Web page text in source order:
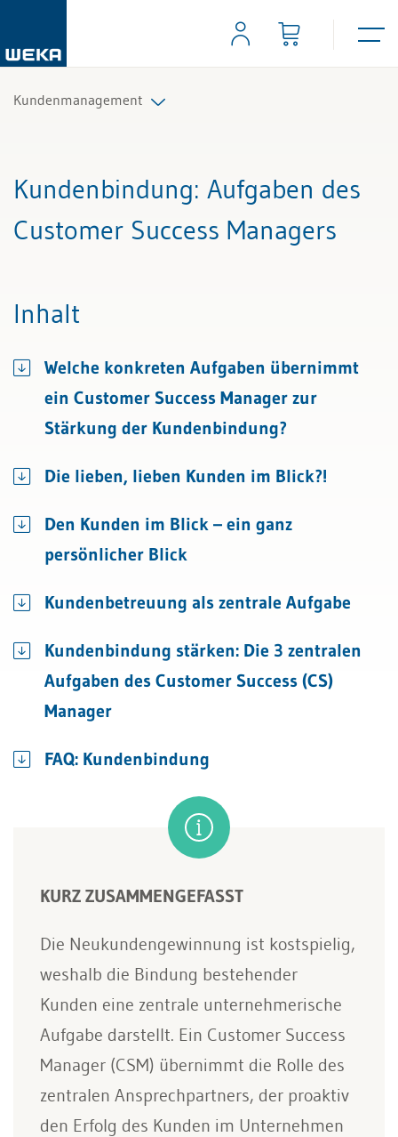
Kundenmanagement
Kundenbindung: Aufgaben des
Customer Success Managers
Inhalt
Welche konkreten Aufgaben übernimmt
ein Customer Success Manager zur
Stärkung der Kundenbindung?
Die lieben, lieben Kunden im Blick?!
Den Kunden im Blick – ein ganz
persönlicher Blick
Kundenbetreuung als zentrale Aufgabe
Kundenbindung stärken: Die 3 zentralen
Aufgaben des Customer Success (CS)
Manager
FAQ: Kundenbindung
KURZ ZUSAMMENGEFASST
Die Neukundengewinnung ist kostspielig,
weshalb die Bindung bestehender
Kunden eine zentrale unternehmerische
Aufgabe darstellt. Ein Customer Success
Manager (CSM) übernimmt die Rolle des
zentralen Ansprechpartners, der proaktiv
den Erfolg des Kunden im Unternehmen